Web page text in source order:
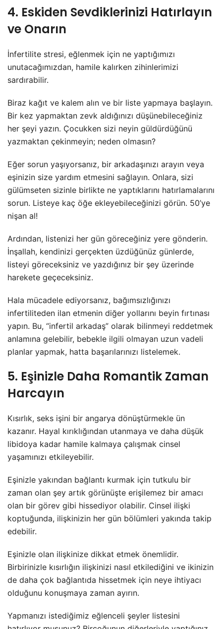
4. Eskiden Sevdiklerinizi Hatırlayın
ve Onarın
İnfertilite stresi, eğlenmek için ne yaptığımızı
unutacağımızdan, hamile kalırken zihinlerimizi
sardırabilir.
Biraz kağıt ve kalem alın ve bir liste yapmaya başlayın.
Bir kez yapmaktan zevk aldığınızı düşünebileceğiniz
her şeyi yazın. Çocukken sizi neyin güldürdüğünü
yazmaktan çekinmeyin; neden olmasın?
Eğer sorun yaşıyorsanız, bir arkadaşınızı arayın veya
eşinizin size yardım etmesini sağlayın. Onlara, sizi
gülümseten sizinle birlikte ne yaptıklarını hatırlamalarını
sorun. Listeye kaç öğe ekleyebileceğinizi görün. 50’ye
nişan al!
Ardından, listenizi her gün göreceğiniz yere gönderin.
İnşallah, kendinizi gerçekten üzdüğünüz günlerde,
listeyi göreceksiniz ve yazdığınız bir şey üzerinde
harekete geçeceksiniz.
Hala mücadele ediyorsanız, bağımsızlığınızı
infertiliteden ilan etmenin diğer yollarını beyin fırtınası
yapın. Bu, “infertil arkadaş” olarak bilinmeyi reddetmek
anlamına gelebilir, bebekle ilgili olmayan uzun vadeli
planlar yapmak, hatta başarılarınızı listelemek.
5. Eşinizle Daha Romantik Zaman
Harcayın
Kısırlık, seks işini bir angarya dönüştürmekle ün
kazanır. Hayal kırıklığından utanmaya ve daha düşük
libidoya kadar hamile kalmaya çalışmak cinsel
yaşamınızı etkileyebilir.
Eşinizle yakından bağlantı kurmak için tutkulu bir
zaman olan şey artık görünüşte erişilemez bir amacı
olan bir görev gibi hissediyor olabilir. Cinsel ilişki
koptuğunda, ilişkinizin her gün bölümleri yakında takip
edebilir.
Eşinizle olan ilişkinize dikkat etmek önemlidir.
Birbirinizle kısırlığın ilişkinizi nasıl etkilediğini ve ikinizin
de daha çok bağlantıda hissetmek için neye ihtiyacı
olduğunu konuşmaya zaman ayırın.
Yapmanızı istediğimiz eğlenceli şeyler listesini